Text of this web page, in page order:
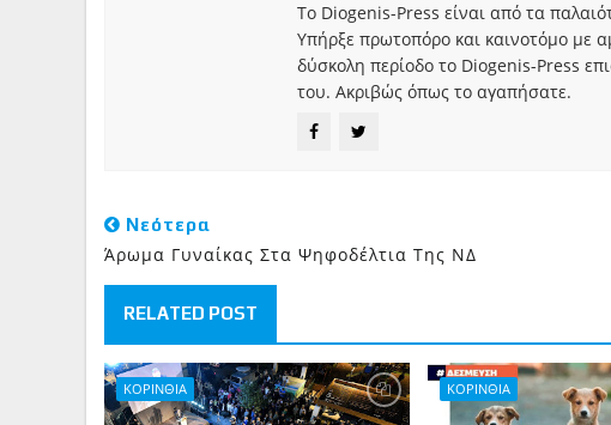
Το Diogenis-Press είναι από τα
Υπήρξε πρωτοπόρο και καινοτόμο με
δύσκολη περίοδο το Diogenis-Press
του. Ακριβώς όπως το αγαπήσατε.
Νεότερα
Άρωμα Γυναίκας Στα Ψηφοδέλτια Της ΝΔ
RELATED POST
ΚΟΡΙΝΘΙΑ ΚΟΡΙΝΘΙΑ